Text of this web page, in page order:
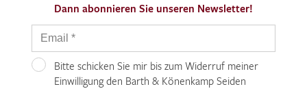
Dann abonnieren Sie unseren Newsletter!
Bitte schicken Sie mir bis zum Widerruf meiner
Einwilligung den Barth & Könenkamp Seiden